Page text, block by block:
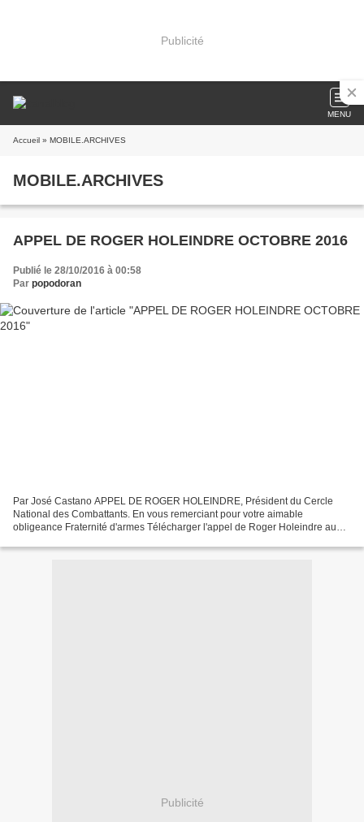
Publicité
MENU
Accueil » MOBILE.ARCHIVES
MOBILE.ARCHIVES
APPEL DE ROGER HOLEINDRE OCTOBRE 2016
Publié le 28/10/2016 à 00:58
Par popodoran
Par José Castano APPEL DE ROGER HOLEINDRE, Président du Cercle
National des Combattants. En vous remerciant pour votre aimable
obligeance Fraternité d'armes Télécharger l'appel de Roger Holeindre au
Publicité